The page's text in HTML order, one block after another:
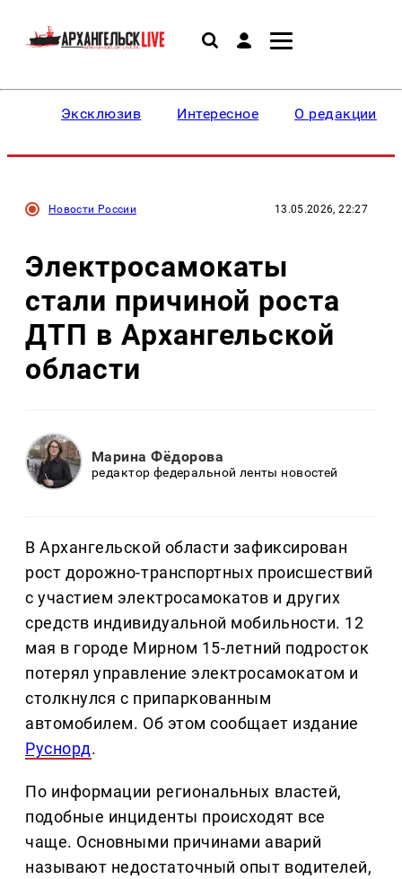
Эксклюзив Интересное О редакции
Новости России 13.05.2026, 22:27
Электросамокаты
стали причиной роста
ДТП в Архангельской
области
Марина Фёдорова
редактор федеральной ленты новостей
В Архангельской области зафиксирован
рост дорожно-транспортных происшествий
с участием электросамокатов и других
средств индивидуальной мобильности. 12
мая в городе Мирном 15-летний подросток
потерял управление электросамокатом и
столкнулся с припаркованным
автомобилем. Об этом сообщает издание
Руснорд.
По информации региональных властей,
подобные инциденты происходят все
чаще. Основными причинами аварий
называют недостаточный опыт водителей,